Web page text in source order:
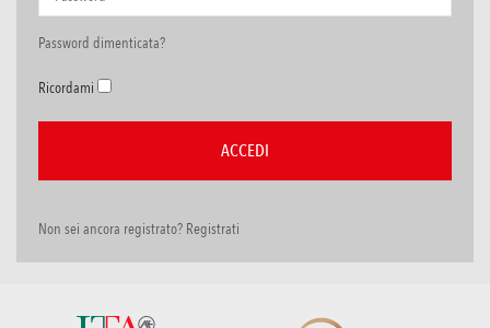
Password dimenticata?
Ricordami
Non sei ancora registrato? Registrati